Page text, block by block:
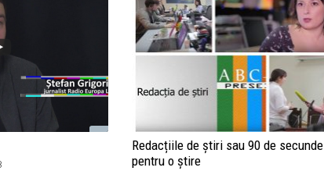
Redacțiile de știri sau 90 de secunde
pentru o știre